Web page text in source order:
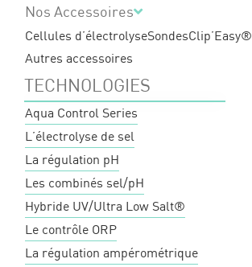
Nos Accessoires
Cellules d’électrolyseSondesClip’Easy®
Autres accessoires
TECHNOLOGIES
Aqua Control Series
L’électrolyse de sel
La régulation pH
Les combinés sel/pH
Hybride UV/Ultra Low Salt®
Le contrôle ORP
La régulation ampérométrique